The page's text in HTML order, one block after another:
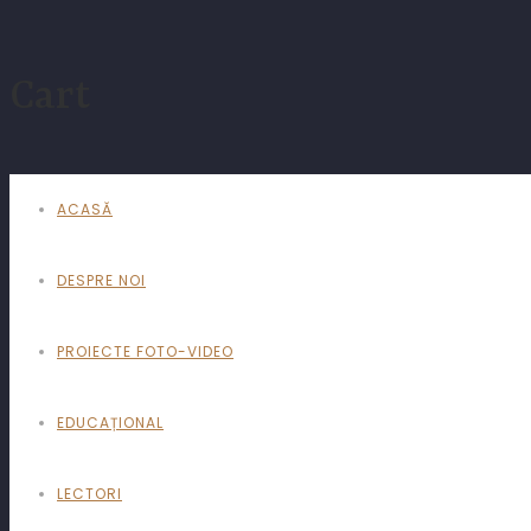
ACASĂ
DESPRE NOI
PROIECTE FOTO-VIDEO
EDUCAȚIONAL
LECTORI